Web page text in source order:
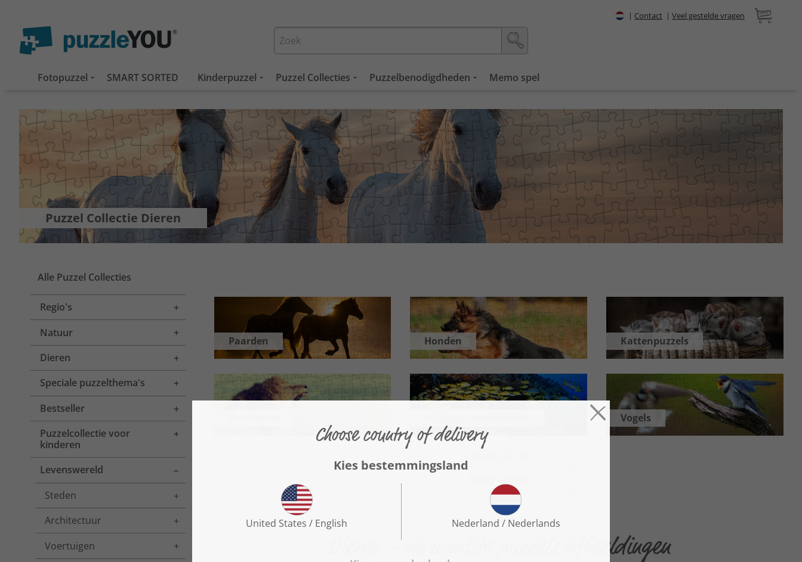
| Contact | Veel gestelde vragen
Fotopuzzel SMART SORTED Kinderpuzzel Puzzel Collecties Puzzelbenodigdheden Memo spel
Puzzel Collectie Dieren
Alle Puzzel Collecties
Regio's
Toggle menu
Natuur
Toggle menu
Dieren
Toggle menu
Speciale puzzelthema's
Toggle menu
Bestseller
Toggle menu
Puzzelcollectie voor
kinderen
Toggle menu
Levenswereld
Toggle menu
Steden
Toggle menu
Architectuur
Toggle menu
Voertuigen
Toggle menu
Paarden Honden Kattenpuzzels
Vogels
Dieren - de mooiste puzzels afbeeldingen